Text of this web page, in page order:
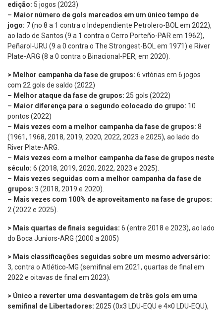
edição: 5 jogos (2023)
– Maior número de gols marcados em um único tempo de
jogo: 7 (no 8 a 1 contra o Independiente Petrolero-BOL em 2022),
ao lado de Santos (9 a 1 contra o Cerro Porteño-PAR em 1962),
Peñarol-URU (9 a 0 contra o The Strongest-BOL em 1971) e River
Plate-ARG (8 a 0 contra o Binacional-PER, em 2020).
> Melhor campanha da fase de grupos: 6 vitórias em 6 jogos
com 22 gols de saldo (2022)
– Melhor ataque da fase de grupos: 25 gols (2022)
– Maior diferença para o segundo colocado do grupo: 10
pontos (2022)
– Mais vezes com a melhor campanha da fase de grupos: 8
(1961, 1968, 2018, 2019, 2020, 2022, 2023 e 2025), ao lado do
River Plate-ARG.
– Mais vezes com a melhor campanha da fase de grupos neste
século: 6 (2018, 2019, 2020, 2022, 2023 e 2025).
– Mais vezes seguidas com a melhor campanha da fase de
grupos: 3 (2018, 2019 e 2020).
– Mais vezes com 100% de aproveitamento na fase de grupos:
2 (2022 e 2025).
> Mais quartas de finais seguidas: 6 (entre 2018 e 2023), ao lado
do Boca Juniors-ARG (2000 a 2005)
> Mais classificações seguidas sobre um mesmo adversário:
3, contra o Atlético-MG (semifinal em 2021, quartas de final em
2022 e oitavas de final em 2023).
> Único a reverter uma desvantagem de três gols em uma
semifinal de Libertadores: 2025 (0x3 LDU-EQU e 4×0 LDU-EQU),